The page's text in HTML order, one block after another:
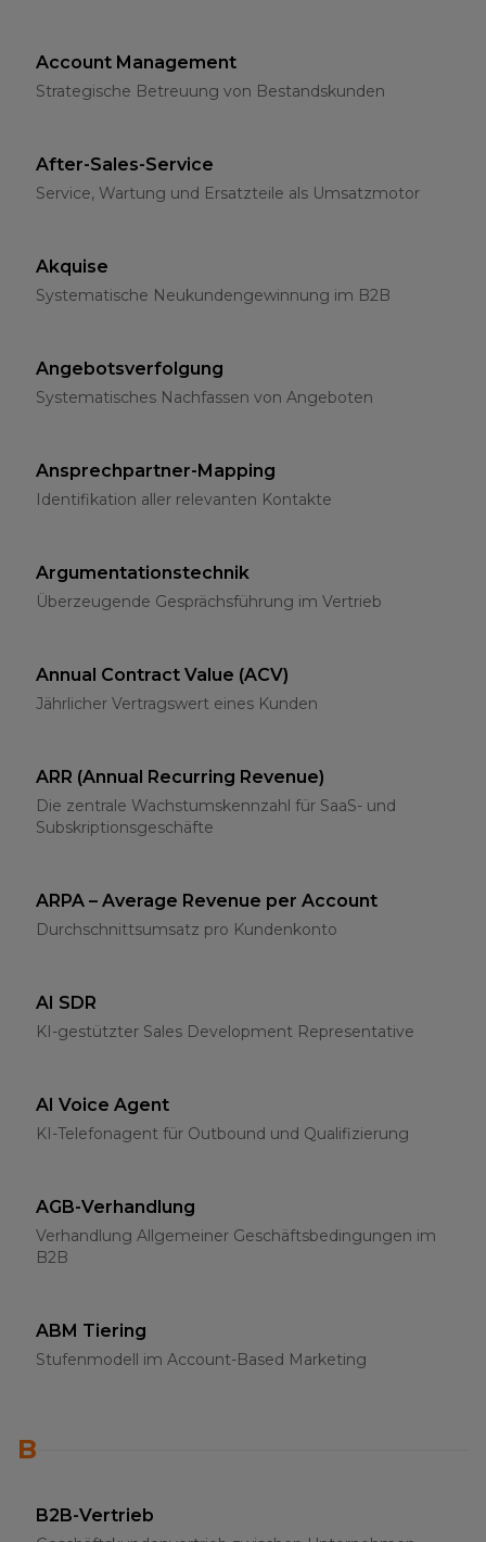
Account Management
Strategische Betreuung von Bestandskunden
After-Sales-Service
Service, Wartung und Ersatzteile als Umsatzmotor
Akquise
Systematische Neukundengewinnung im B2B
Angebotsverfolgung
Systematisches Nachfassen von Angeboten
Ansprechpartner-Mapping
Identifikation aller relevanten Kontakte
Argumentationstechnik
Überzeugende Gesprächsführung im Vertrieb
Annual Contract Value (ACV)
Jährlicher Vertragswert eines Kunden
ARR (Annual Recurring Revenue)
Die zentrale Wachstumskennzahl für SaaS- und
Subskriptionsgeschäfte
ARPA – Average Revenue per Account
Durchschnittsumsatz pro Kundenkonto
AI SDR
KI-gestützter Sales Development Representative
AI Voice Agent
KI-Telefonagent für Outbound und Qualifizierung
AGB-Verhandlung
Verhandlung Allgemeiner Geschäftsbedingungen im
B2B
ABM Tiering
Stufenmodell im Account-Based Marketing
B
B2B-Vertrieb